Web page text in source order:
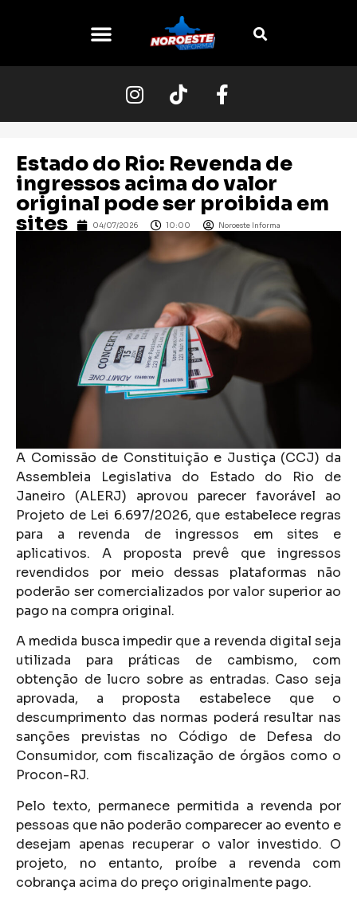
Estado do Rio: Revenda de
ingressos acima do valor
original pode ser proibida em
sites
04/07/2026 10:00 Noroeste Informa
A Comissão de Constituição e Justiça (CCJ) da
Assembleia Legislativa do Estado do Rio de
Janeiro (ALERJ) aprovou parecer favorável ao
Projeto de Lei 6.697/2026, que estabelece regras
para a revenda de ingressos em sites e
aplicativos. A proposta prevê que ingressos
revendidos por meio dessas plataformas não
poderão ser comercializados por valor superior ao
pago na compra original.
A medida busca impedir que a revenda digital seja
utilizada para práticas de cambismo, com
obtenção de lucro sobre as entradas. Caso seja
aprovada, a proposta estabelece que o
descumprimento das normas poderá resultar nas
sanções previstas no Código de Defesa do
Consumidor, com fiscalização de órgãos como o
Procon-RJ.
Pelo texto, permanece permitida a revenda por
pessoas que não poderão comparecer ao evento e
desejam apenas recuperar o valor investido. O
projeto, no entanto, proíbe a revenda com
cobrança acima do preço originalmente pago.